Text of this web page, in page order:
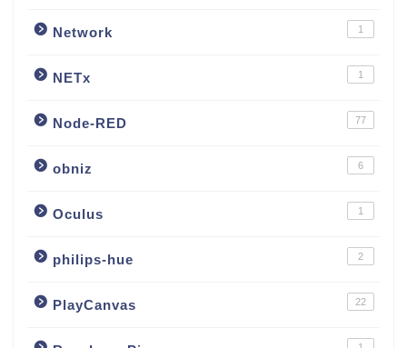
Network 1
NETx 1
Node-RED 77
obniz 6
Oculus 1
philips-hue 2
PlayCanvas 22